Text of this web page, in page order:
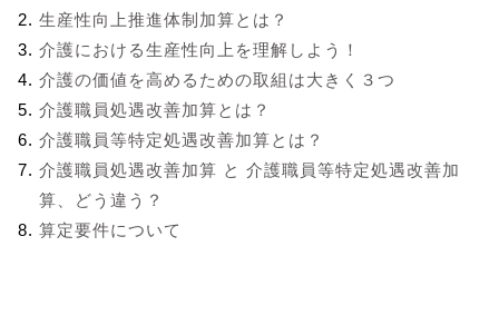
生産性向上推進体制加算とは？
介護における生産性向上を理解しよう！
介護の価値を高めるための取組は大きく３つ
介護職員処遇改善加算とは？
介護職員等特定処遇改善加算とは？
介護職員処遇改善加算 と 介護職員等特定処遇改善加
算、どう違う？
算定要件について